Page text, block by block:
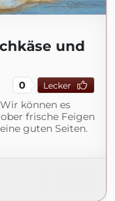
und
0 Lecker
können es
frische Feigen
guten Seiten.